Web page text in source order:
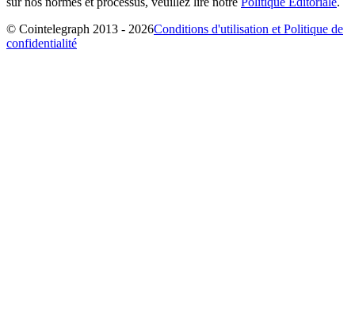
© Cointelegraph 2013 - 2026Conditions d'utilisation et Politique de
confidentialité